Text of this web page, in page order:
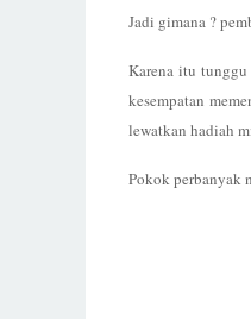
Jadi gimana ?
Karena itu
kesempatan
lewatkan hadiah
Pokok perbanyak